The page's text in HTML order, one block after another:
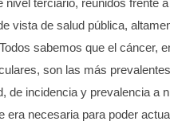
terciario, reunidos frente
vista de salud pública,
sabemos que el cáncer,
son las más
de incidencia y prevalencia a
era necesaria para poder